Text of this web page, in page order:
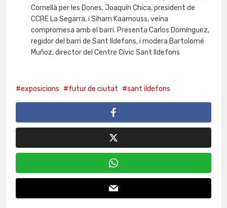
Cornellà per les Dones, Joaquín Chica, president de
CCRE La Segarra, i Siham Kaamouss, veïna
compromesa amb el barri. Presenta Carlos Domínguez,
regidor del barri de Sant Ildefons, i modera Bartolomé
Muñoz, director del Centre Cívic Sant Ildefons
exposicions futur de ciutat sant ildefons